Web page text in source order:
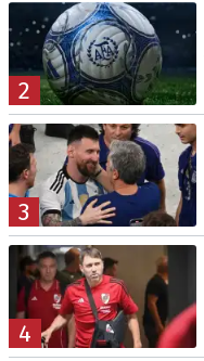
2
3
4